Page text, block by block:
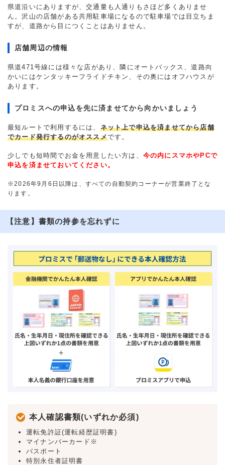
県道沿いにありますが、交通量も人通りもさほど多くありませ
ん。沢山の店舗がある共用駐車場になるので駐車場では目立ちま
すが、道路から目につくことはありません。
店舗周辺の情報
県道471号線には様々な店があり、隣にオートバックス、道路向
かいにはケンタッキーフライドチキン、その奥にはオフハウスが
あります。
プロミスへの申込を先に済ませてから向かいましょう
最短ルートで利用するには、 ネット上で申込を済ませてから店舗
でカード発行するのがオススメです。
少しでも短時間でお金を用意したい方は、 今の内にスマホやPCで
申込を済ませておいてください。
※2026年9月6日以降は、すべての自動契約コーナーが営業終了とな
ります。
【注意】書類の持参を忘れずに
本人確認書類(いずれか必須)
運転免許証(運転経歴証明書)
マイナンバーカード※
パスポート
特別永住者証明書